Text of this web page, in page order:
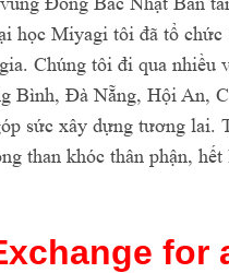
học Miyagi tôi đã tổ
Chúng tôi đi qua
Bình, Đà Nẵng, Hội An,
sức xây dựng tương lai.
than khóc thân phận,
for